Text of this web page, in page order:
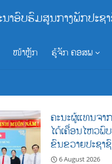
ນາອົບຮົມສູນກາງພັກປະຊ
ໜ້າຫຼັກ ຮູ້ຈັກ ຄອສພ
ຄະນະຜູ້ແທນຈາ
ໄດ້ເຄື່ອນໄຫວພົ
ຂົນຂວາຍປະຊາ
6 August 2026